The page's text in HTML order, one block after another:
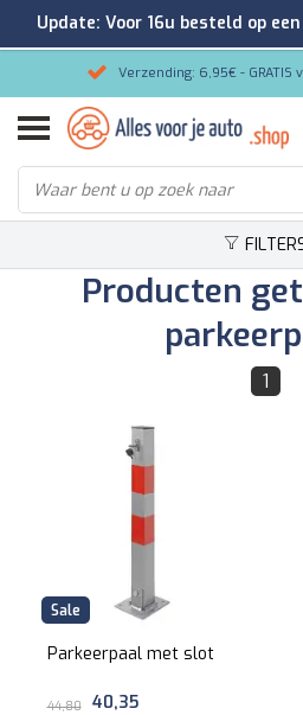
Verzending: 6,95€ - GRATIS
Gemakkelijk bestellen/
9.2/10
Producten
1
Sale
Parkeerpaal met slot
44,80 40,35
Update: Voor 16u besteld op
verzonden!